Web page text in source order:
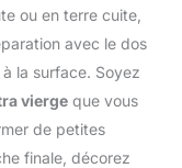
W avec 2
avec
deux
vos
AUCUNE
NI
ou en terre cuite,
avec le dos
la surface. Soyez
vierge que vous
de petites
finale, décorez